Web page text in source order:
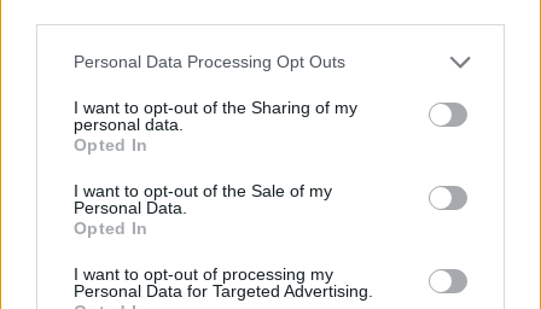
Personal Data Processing Opt Outs
I want to opt-out of the Sharing of my
personal data.
Opted In
I want to opt-out of the Sale of my
Personal Data.
Opted In
I want to opt-out of processing my
Personal Data for Targeted Advertising.
de basis bij FC Barcelona
Servische media vergelijken Ajax-talent Abdellah
Ouazane met Lionel Messi
Ajax zet grote stap richting volgende ronde na
ruime zege op Vojvodina
Dusan Tadic kijkt met bijzondere gevoelens naar